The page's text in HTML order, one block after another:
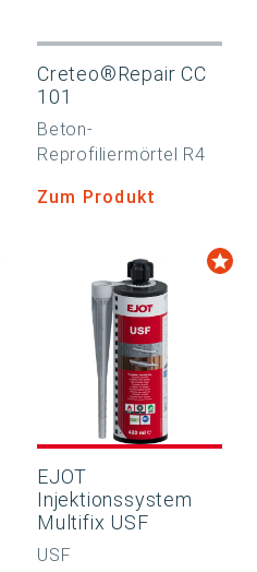
Creteo®Repair CC
101
Beton-
Reprofiliermörtel R4
Zum Produkt
EJOT
Injektionssystem
Multifix USF
USF